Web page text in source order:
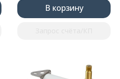
В корзину